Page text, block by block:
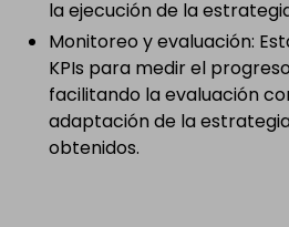
la ejecución de la
Monitoreo y evaluación:
KPIs para medir el
facilitando la evaluación
adaptación de la
obtenidos.